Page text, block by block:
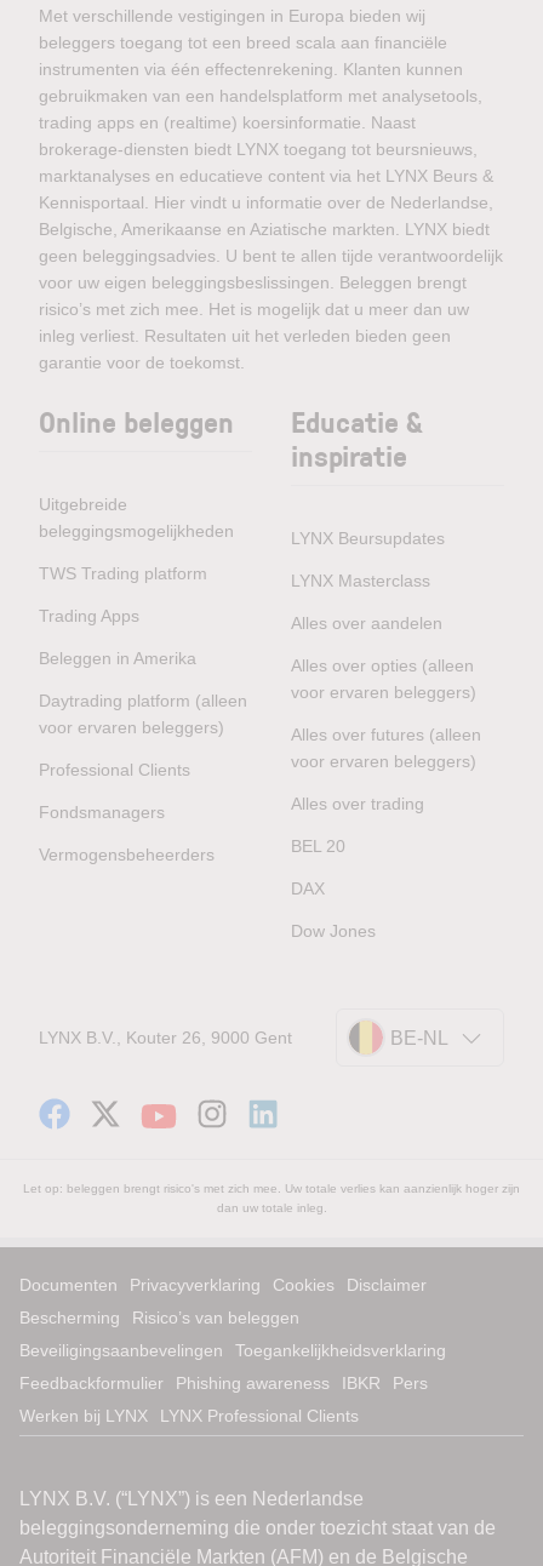
Met verschillende vestigingen in Europa bieden wij
beleggers toegang tot een breed scala aan financiële
instrumenten via één effectenrekening. Klanten kunnen
gebruikmaken van een handelsplatform met analysetools,
trading apps en (realtime) koersinformatie. Naast
brokerage-diensten biedt LYNX toegang tot beursnieuws,
marktanalyses en educatieve content via het LYNX Beurs &
Kennisportaal. Hier vindt u informatie over de Nederlandse,
Belgische, Amerikaanse en Aziatische markten. LYNX biedt
geen beleggingsadvies. U bent te allen tijde verantwoordelijk
voor uw eigen beleggingsbeslissingen. Beleggen brengt
risico’s met zich mee. Het is mogelijk dat u meer dan uw
inleg verliest. Resultaten uit het verleden bieden geen
garantie voor de toekomst.
Online beleggen
Uitgebreide
beleggingsmogelijkheden
TWS Trading platform
Trading Apps
Beleggen in Amerika
Daytrading platform (alleen
voor ervaren beleggers)
Professional Clients
Fondsmanagers
Vermogensbeheerders
Educatie &
inspiratie
LYNX Beursupdates
LYNX Masterclass
Alles over aandelen
Alles over opties (alleen
voor ervaren beleggers)
Alles over futures (alleen
voor ervaren beleggers)
Alles over trading
BEL 20
DAX
Dow Jones
LYNX B.V., Kouter 26, 9000 Gent BE-NL
Let op: beleggen brengt risico's met zich mee. Uw totale verlies kan aanzienlijk hoger zijn
dan uw totale inleg.
Documenten Privacyverklaring Cookies
Disclaimer
Bescherming
Risico’s van beleggen
Beveiligingsaanbevelingen
Toegankelijkheidsverklaring
Feedbackformulier
Phishing awareness IBKR
Pers
Werken bij LYNX
LYNX Professional Clients